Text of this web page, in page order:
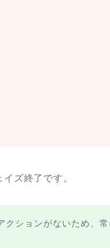
ズ終了です。
クションがないため、